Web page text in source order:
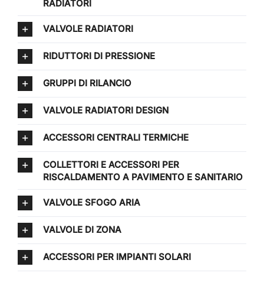
RADIATORI
VALVOLE RADIATORI
RIDUTTORI DI PRESSIONE
GRUPPI DI RILANCIO
VALVOLE RADIATORI DESIGN
ACCESSORI CENTRALI TERMICHE
COLLETTORI E ACCESSORI PER
RISCALDAMENTO A PAVIMENTO E SANITARIO
VALVOLE SFOGO ARIA
VALVOLE DI ZONA
ACCESSORI PER IMPIANTI SOLARI